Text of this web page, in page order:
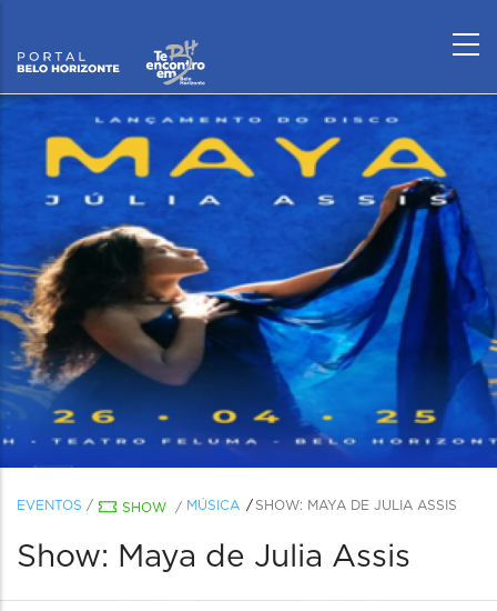
EVENTOS / SHOW / MÚSICA SHOW: MAYA DE JULIA ASSIS
Show: Maya de Julia Assis